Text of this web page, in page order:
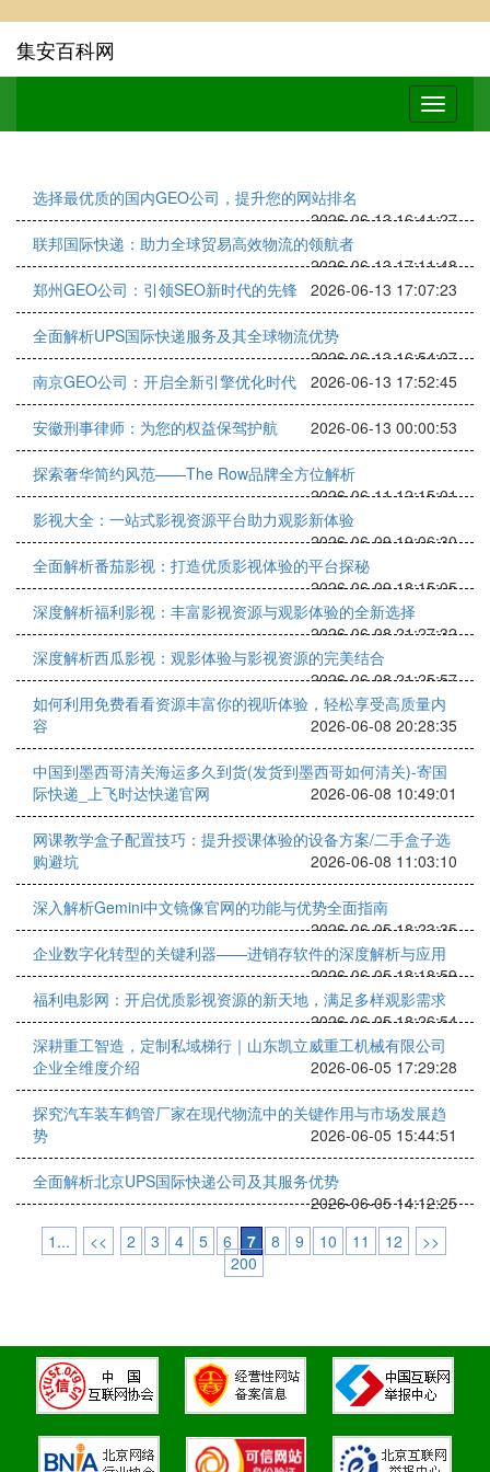
集安百科网
选择最优质的国内GEO公司，提升您的网站排名
2026-06-13 16:41:27
联邦国际快递：助力全球贸易高效物流的领航者
2026-06-13 17:11:48
郑州GEO公司：引领SEO新时代的先锋 2026-06-13 17:07:23
全面解析UPS国际快递服务及其全球物流优势
2026-06-13 16:54:07
南京GEO公司：开启全新引擎优化时代
2026-06-13 17:52:45
安徽刑事律师：为您的权益保驾护航 2026-06-13 00:00:53
探索奢华简约风范——The Row品牌全方位解析
2026-06-11 12:15:01
影视大全：一站式影视资源平台助力观影新体验
2026-06-09 19:06:30
全面解析番茄影视：打造优质影视体验的平台探秘
2026-06-09 18:15:05
深度解析福利影视：丰富影视资源与观影体验的全新选择
2026-06-08 21:27:32
深度解析西瓜影视：观影体验与影视资源的完美结合
2026-06-08 21:25:57
如何利用免费看看资源丰富你的视听体验，轻松享受高质量内
容
2026-06-08 20:28:35
中国到墨西哥清关海运多久到货(发货到墨西哥如何清关)-寄国
际快递_上飞时达快递官网
2026-06-08 10:49:01
网课教学盒子配置技巧：提升授课体验的设备方案/二手盒子选
购避坑
2026-06-08 11:03:10
深入解析Gemini中文镜像官网的功能与优势全面指南
2026-06-05 18:23:35
企业数字化转型的关键利器——进销存软件的深度解析与应用
2026-06-05 18:18:59
福利电影网：开启优质影视资源的新天地，满足多样观影需求
2026-06-05 18:26:54
深耕重工智造，定制私域梯行｜山东凯立威重工机械有限公司
企业全维度介绍
2026-06-05 17:29:28
探究汽车装车鹤管厂家在现代物流中的关键作用与市场发展趋
势
2026-06-05 15:44:51
全面解析北京UPS国际快递公司及其服务优势
2026-06-05 14:12:25
1...
<< 2 3 4 5 6 7 8 9 10 11 12
>>
200